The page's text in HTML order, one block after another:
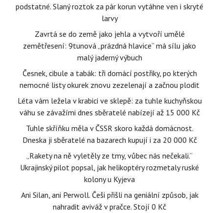
podstatné. Slaný roztok za pár korun vytáhne ven i skryté
larvy
Zavrtá se do země jako jehla a vytvoří umělé
zemětřesení: 9tunová „prázdná hlavice“ má sílu jako
malý jaderný výbuch
Česnek, cibule a tabák: tři domácí postřiky, po kterých
nemocné listy okurek znovu zezelenají a začnou plodit
Léta vám ležela v krabici ve sklepě: za tuhle kuchyňskou
váhu se závažími dnes sběratelé nabízejí až 15 000 Kč
Tuhle skříňku měla v ČSSR skoro každá domácnost.
Dneska ji sběratelé na bazarech kupují i za 20 000 Kč
„Rakety na ně vyletěly ze tmy, vůbec nás nečekali.“
Ukrajinský pilot popsal, jak helikoptéry rozmetaly ruské
kolony u Kyjeva
Ani Silan, ani Perwoll. Češi přišli na geniální způsob, jak
nahradit aviváž v pračce. Stojí 0 Kč